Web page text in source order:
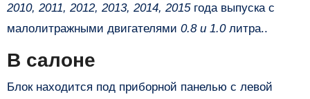
2010, 2011, 2012, 2013, 2014, 2015 года выпуска с
малолитражными двигателями 0.8 и 1.0литра..
В салоне
Блок находится под приборной панелью с левой